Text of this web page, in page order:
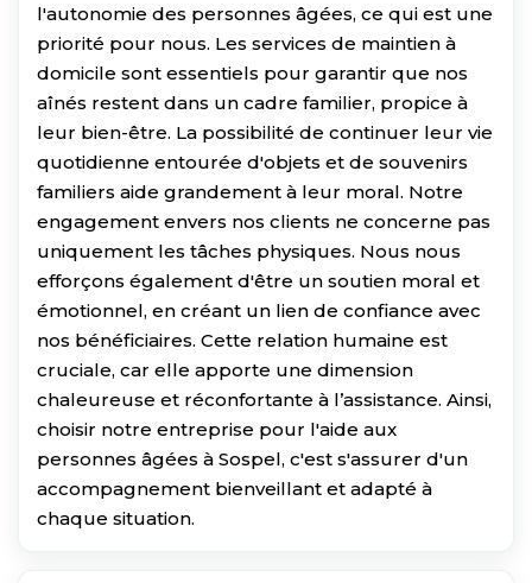
l'autonomie des personnes âgées, ce qui est une
priorité pour nous. Les services de maintien à
domicile sont essentiels pour garantir que nos
aînés restent dans un cadre familier, propice à
leur bien-être. La possibilité de continuer leur vie
quotidienne entourée d'objets et de souvenirs
familiers aide grandement à leur moral. Notre
engagement envers nos clients ne concerne pas
uniquement les tâches physiques. Nous nous
efforçons également d'être un soutien moral et
émotionnel, en créant un lien de confiance avec
nos bénéficiaires. Cette relation humaine est
cruciale, car elle apporte une dimension
chaleureuse et réconfortante à l’assistance. Ainsi,
choisir notre entreprise pour l'aide aux
personnes âgées à Sospel, c'est s'assurer d'un
accompagnement bienveillant et adapté à
chaque situation.